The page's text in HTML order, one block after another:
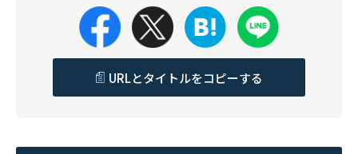
URLとタイトルをコピーする